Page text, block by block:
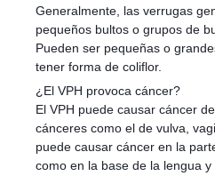
Generalmente, las verrugas
pequeños bultos o grupos de
Pueden ser pequeñas o
tener forma de coliflor.
¿El VPH provoca cáncer?
El VPH puede causar cáncer
cánceres como el de vulva,
puede causar cáncer en la
como en la base de la lengua